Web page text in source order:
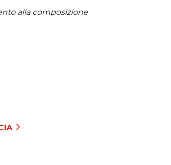
alla composizione